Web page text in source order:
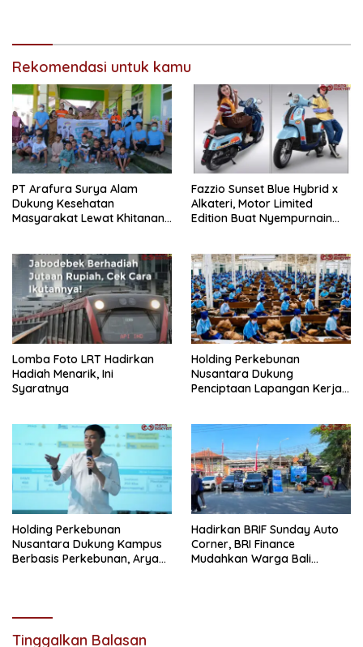
Rekomendasi untuk kamu
PT Arafura Surya Alam
Dukung Kesehatan
Masyarakat Lewat Khitanan
Fazzio Sunset Blue Hybrid x
Alkateri, Motor Limited
Edition Buat Nyempurnain
Lomba Foto LRT Hadirkan
Hadiah Menarik, Ini
Syaratnya
Holding Perkebunan
Nusantara Dukung
Penciptaan Lapangan Kerja,
Holding Perkebunan
Nusantara Dukung Kampus
Berbasis Perkebunan, Arya
Hadirkan BRIF Sunday Auto
Corner, BRI Finance
Mudahkan Warga Bali
Tinggalkan Balasan